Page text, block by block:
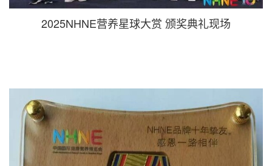
2025NHNE营养星球大赏 颁奖典礼现场